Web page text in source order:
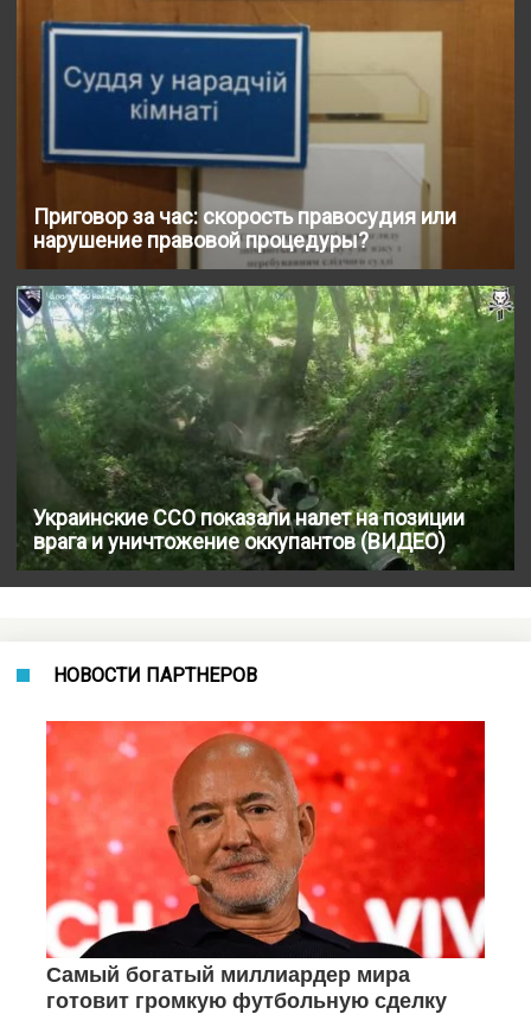
Приговор за час: скорость правосудия или
нарушение правовой процедуры?
Украинские ССО показали налет на позиции
врага и уничтожение оккупантов (ВИДЕО)
НОВОСТИ ПАРТНЕРОВ